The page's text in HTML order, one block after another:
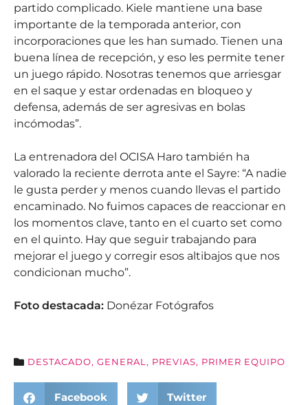
partido complicado. Kiele mantiene una base
importante de la temporada anterior, con
incorporaciones que les han sumado. Tienen una
buena línea de recepción, y eso les permite tener
un juego rápido. Nosotras tenemos que arriesgar
en el saque y estar ordenadas en bloqueo y
defensa, además de ser agresivas en bolas
incómodas”.
La entrenadora del OCISA Haro también ha
valorado la reciente derrota ante el Sayre: “A nadie
le gusta perder y menos cuando llevas el partido
encaminado. No fuimos capaces de reaccionar en
los momentos clave, tanto en el cuarto set como
en el quinto. Hay que seguir trabajando para
mejorar el juego y corregir esos altibajos que nos
condicionan mucho”.
Foto destacada: Donézar Fotógrafos
DESTACADO, GENERAL , PREVIAS, PRIMER EQUIPO
Facebook Twitter